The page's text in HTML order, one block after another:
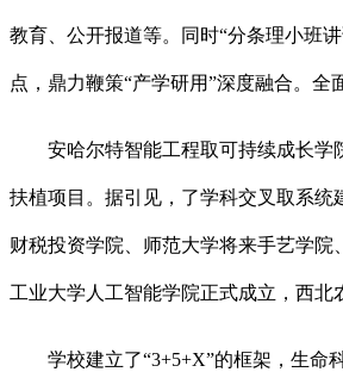
教育、公开报道等。同时“分条理小班
点，鼎力鞭策“产学研用”深度融合。全
安哈尔特智能工程取可持续成长学院
扶植项目。据引见，了学科交叉取系
财税投资学院、师范大学将来手艺学
工业大学人工智能学院正式成立，西北
学校建立了“3+5+X”的框架，生命科